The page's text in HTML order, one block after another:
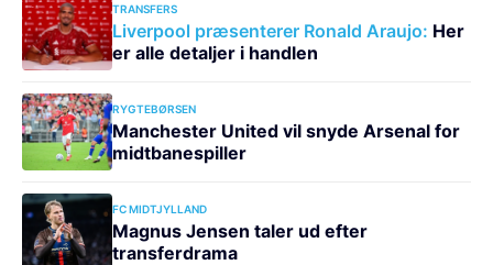
TRANSFERS
Liverpool præsenterer Ronald Araujo: Her
er alle detaljer i handlen
RYGTEBØRSEN
Manchester United vil snyde Arsenal for
midtbanespiller
FC MIDTJYLLAND
Magnus Jensen taler ud efter
transferdrama